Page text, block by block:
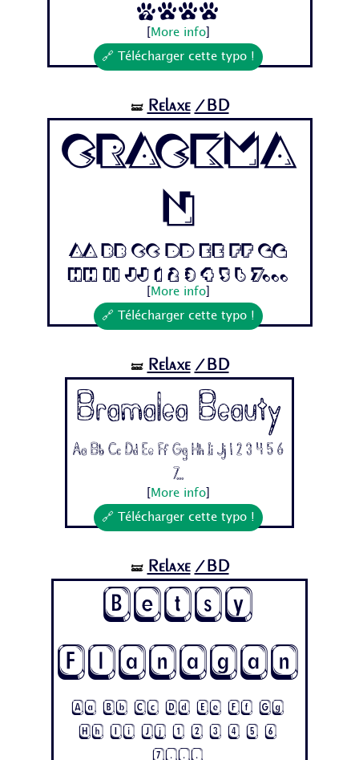
7...
More info]
🔗 Télécharger cette typo !
🝛 Relaxe /BD
Crackma
n
Aa Bb Cc Dd Ee Ff Gg
Hh Ii Jj 1 2 3 4 5 6 7...
More info]
🔗 Télécharger cette typo !
🝛 Relaxe /BD
Bramalea Beauty
Aa Bb Cc Dd Ee Ff Gg Hh Ii Jj 1 2 3 4 5 6
7...
More info]
🔗 Télécharger cette typo !
🝛 Relaxe /BD
Betsy
Flanagan
Aa Bb Cc Dd Ee Ff Gg
Hh Ii Jj 1 2 3 4 5 6